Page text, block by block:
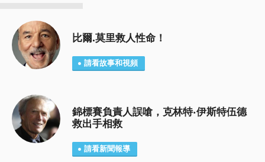
比爾.莫里救人性命！
請看故事和視頻
錦標賽負責人誤嗆，克林特·伊斯特伍德
救出手相救
請看新聞報導